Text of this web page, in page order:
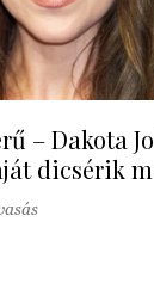
– Dakota
dicsérik